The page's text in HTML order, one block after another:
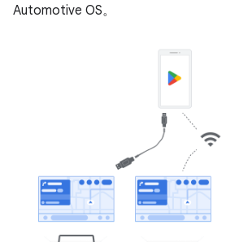
Automotive OS。